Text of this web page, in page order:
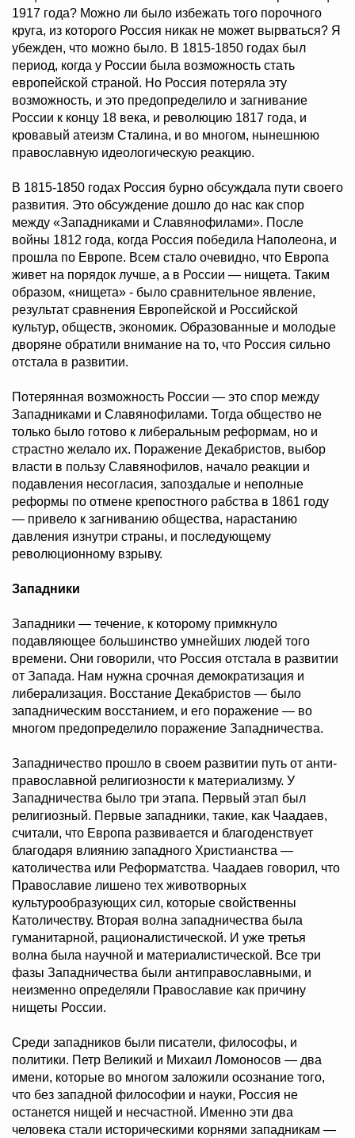
1917 года? Можно ли было избежать того порочного
круга, из которого Россия никак не может вырваться? Я
убежден, что можно было. В 1815-1850 годах был
период, когда у России была возможность стать
европейской страной. Но Россия потеряла эту
возможность, и это предопределило и загнивание
России к концу 18 века, и революцию 1817 года, и
кровавый атеизм Сталина, и во многом, нынешнюю
православную идеологическую реакцию.
В 1815-1850 годах Россия бурно обсуждала пути своего
развития. Это обсуждение дошло до нас как спор
между «Западниками и Славянофилами». После
войны 1812 года, когда Россия победила Наполеона, и
прошла по Европе. Всем стало очевидно, что Европа
живет на порядок лучше, а в России — нищета. Таким
образом, «нищета» - было сравнительное явление,
результат сравнения Европейской и Российской
культур, обществ, экономик. Образованные и молодые
дворяне обратили внимание на то, что Россия сильно
отстала в развитии.
Потерянная возможность России — это спор между
Западниками и Славянофилами. Тогда общество не
только было готово к либеральным реформам, но и
страстно желало их. Поражение Декабристов, выбор
власти в пользу Славянофилов, начало реакции и
подавления несогласия, запоздалые и неполные
реформы по отмене крепостного рабства в 1861 году
— привело к загниванию общества, нарастанию
давления изнутри страны, и последующему
революционному взрыву.
Западники
Западники — течение, к которому примкнуло
подавляющее большинство умнейших людей того
времени. Они говорили, что Россия отстала в развитии
от Запада. Нам нужна срочная демократизация и
либерализация. Восстание Декабристов — было
западническим восстанием, и его поражение — во
многом предопределило поражение Западничества.
Западничество прошло в своем развитии путь от анти-
православной религиозности к материализму. У
Западничества было три этапа. Первый этап был
религиозный. Первые западники, такие, как Чаадаев,
считали, что Европа развивается и благоденствует
благодаря влиянию западного Христианства —
католичества или Реформатства. Чаадаев говорил, что
Православие лишено тех животворных
культурообразующих сил, которые свойственны
Католичеству. Вторая волна западничества была
гуманитарной, рационалистической. И уже третья
волна была научной и материалистической. Все три
фазы Западничества были антиправославными, и
неизменно определяли Православие как причину
нищеты России.
Среди западников были писатели, философы, и
политики. Петр Великий и Михаил Ломоносов — два
имени, которые во многом заложили осознание того,
что без западной философии и науки, Россия не
останется нищей и несчастной. Именно эти два
человека стали историческими корнями западникам —